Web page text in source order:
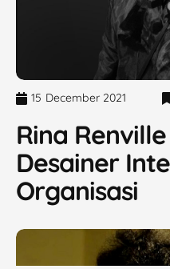
15 December 2021
Rina
Desainer
Organisasi